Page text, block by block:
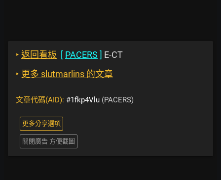
‣ 返回看板 [ PACERS ] E-CT
‣ 更多 slutmarlins 的文章
文章代碼(AID): #1fkp4Vlu (PACERS)
更多分享選項
關閉廣告 方便截圖